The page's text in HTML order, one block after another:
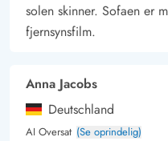
solen skinner. Sofaen er
fjernsynsfilm.
Anna Jacobs
Deutschland
AI Oversat (Se oprindelig)